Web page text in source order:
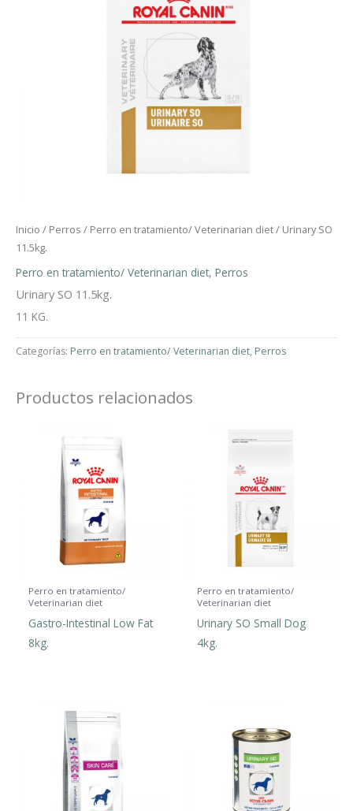
Inicio / Perros / Perro en tratamiento/ Veterinarian diet/ Urinary SO
11.5kg.
Perro en tratamiento/ Veterinarian diet, Perros
Urinary SO 11.5kg.
11 KG.
Categorías: Perro en tratamiento/ Veterinarian diet, Perros
Productos relacionados
Perro en tratamiento/
Veterinarian diet
Gastro-Intestinal Low Fat
8kg.
Perro en tratamiento/
Veterinarian diet
Urinary SO Small Dog
4kg.